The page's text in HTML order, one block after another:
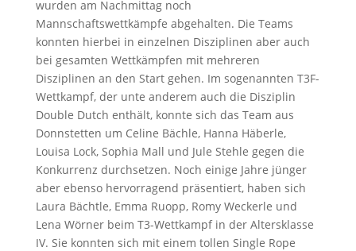
wurden am Nachmittag noch
Mannschaftswettkämpfe abgehalten. Die Teams
konnten hierbei in einzelnen Disziplinen aber auch
bei gesamten Wettkämpfen mit mehreren
Disziplinen an den Start gehen. Im sogenannten T3F-
Wettkampf, der unte anderem auch die Disziplin
Double Dutch enthält, konnte sich das Team aus
Donnstetten um Celine Bächle, Hanna Häberle,
Louisa Lock, Sophia Mall und Jule Stehle gegen die
Konkurrenz durchsetzen. Noch einige Jahre jünger
aber ebenso hervorragend präsentiert, haben sich
Laura Bächtle, Emma Ruopp, Romy Weckerle und
Lena Wörner beim T3-Wettkampf in der Altersklasse
IV. Sie konnten sich mit einem tollen Single Rope